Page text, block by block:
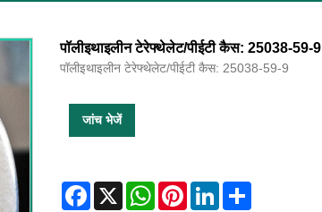
पॉलीइथाइलीन टेरेफ्थेलेट/पीईटी कैस: 25038-59-9
पॉलीइथाइलीन टेरेफ्थेलेट/पीईटी कैस: 25038-59-9
जांच भेजें
Facebook
X WhatsAppPinterestLinkedInShare